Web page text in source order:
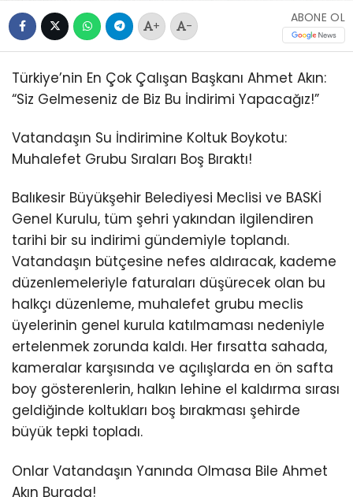
+ -
ABONE OL
Türkiye’nin En Çok Çalışan Başkanı Ahmet Akın:
“Siz Gelmeseniz de Biz Bu İndirimi Yapacağız!”
Vatandaşın Su İndirimine Koltuk Boykotu:
Muhalefet Grubu Sıraları Boş Bıraktı!
Balıkesir Büyükşehir Belediyesi Meclisi ve BASKİ
Genel Kurulu, tüm şehri yakından ilgilendiren
tarihi bir su indirimi gündemiyle toplandı.
Vatandaşın bütçesine nefes aldıracak, kademe
düzenlemeleriyle faturaları düşürecek olan bu
halkçı düzenleme, muhalefet grubu meclis
üyelerinin genel kurula katılmaması nedeniyle
ertelenmek zorunda kaldı. Her fırsatta sahada,
kameralar karşısında ve açılışlarda en ön safta
boy gösterenlerin, halkın lehine el kaldırma sırası
geldiğinde koltukları boş bırakması şehirde
büyük tepki topladı.
Onlar Vatandaşın Yanında Olmasa Bile Ahmet
Akın Burada!